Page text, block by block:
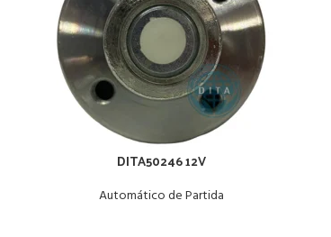
DITA50246 12V
Automático de Partida